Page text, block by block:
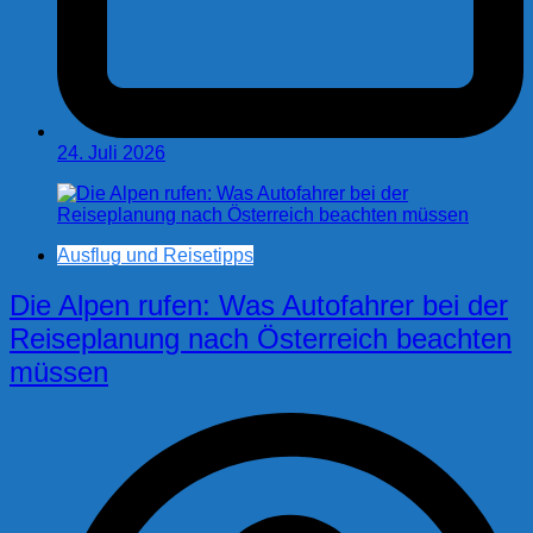
24. Juli 2026
Ausflug und Reisetipps
Die Alpen rufen: Was Autofahrer bei der
Reiseplanung nach Österreich beachten
müssen